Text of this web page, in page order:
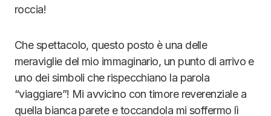
roccia!
Che spettacolo, questo posto è una delle
meraviglie del mio immaginario, un punto di arrivo e
uno dei simboli che rispecchiano la parola
“viaggiare”! Mi avvicino con timore reverenziale a
quella bianca parete e toccandola mi soffermo lì